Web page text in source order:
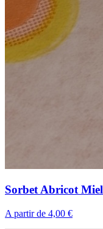
Sorbet Abricot Miel
A partir de 4,00 €